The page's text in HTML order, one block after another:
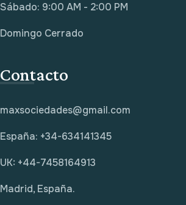
Sábado: 9:00 AM - 2:00 PM
Domingo Cerrado
Contacto
maxsociedades@gmail.com
España: +34-634141345
UK: +44-7458164913
Madrid, España.